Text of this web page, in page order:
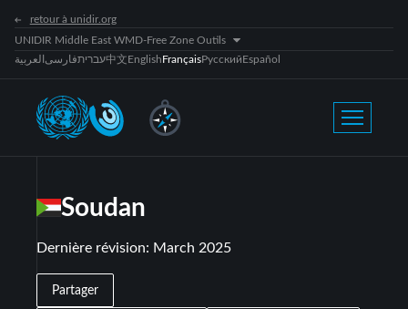
retour à unidir.org
UNIDIR Middle East WMD-Free Zone Outils
العربية فارسیעברית中文EnglishFrançaisРусскийEspañol
Soudan
Dernière révision: March 2025
Partager